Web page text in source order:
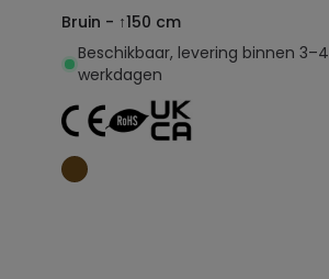
Bruin - ↑150 cm
Beschikbaar, levering binnen 3–4
werkdagen